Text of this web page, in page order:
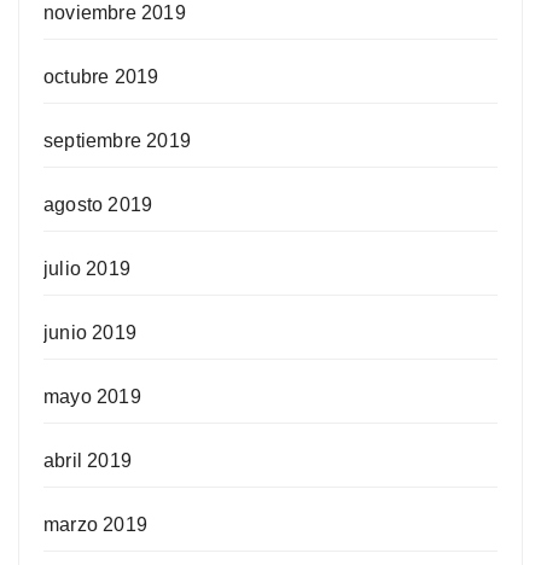
noviembre 2019
octubre 2019
septiembre 2019
agosto 2019
julio 2019
junio 2019
mayo 2019
abril 2019
marzo 2019